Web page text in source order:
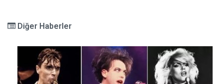
Diğer Haberler